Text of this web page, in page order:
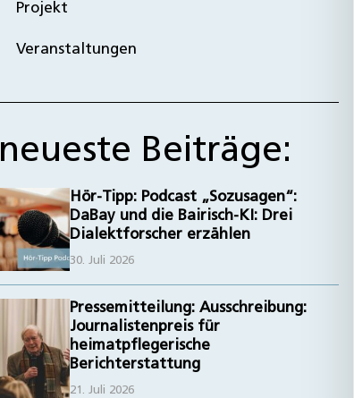
Projekt
Veranstaltungen
neueste Beiträge:
Hör-Tipp: Podcast „Sozusagen“:
DaBay und die Bairisch-KI: Drei
Dialektforscher erzählen
30. Juli 2026
Pressemitteilung: Ausschreibung:
Journalistenpreis für
heimatpflegerische
Berichterstattung
21. Juli 2026